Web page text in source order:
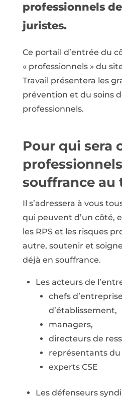
professionnels
juristes.
Ce portail d’entrée du
« professionnels » du
Travail présentera les
prévention et du soins
professionnels.
Pour qui sera
souffrance au
Il s’adressera à vous
qui peuvent d’un côté,
les RPS et les risques
autre, soutenir et
déjà en souffrance.
Les acteurs de
chefs
d’établissement,
managers,
directeurs de
représentants du
experts CSE
Les défenseurs